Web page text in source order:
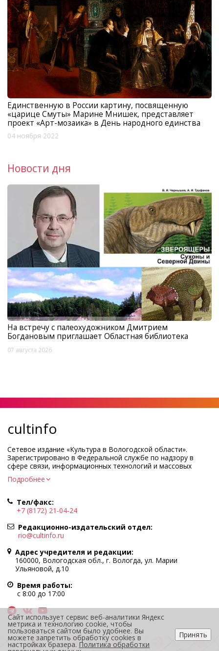
Единственную в России картину, посвященную
«царице Смуты» Марине Мнишек, представляет
проект «Арт-мозаика» в День народного единства
04 ноября 2022
Новости дня
На встречу с палеохудожником Дмитрием
Богдановым приглашает Областная библиотека
07 августа 2026
cultinfo
Сетевое издание «Культура в Вологодской области».
Зарегистрировано в Федеральной службе по надзору в
сфере связи, информационных технологий и массовых
коммуникаций.
Регистрационный номер и дата принятия решения о
Учредитель КУ ВО «Информационно-аналитический центр
культуры»
Адрес учредителя и редакции: 160000, Вологодская обл., г.
Вологда, ул. Марии Ульяновой, д.10
Главный редактор — Легчанова Елена Григорьевна
Политика в отношении обработки персональных данных
При полном или частичном использовании информации
портала гиперссылка на cultinfo.ru обязательна.
Редакция не несет ответственности за достоверность
информации, содержащейся в рекламных объявлениях.
12+
Подробнее
Тел/факс:
+7 (8172) 21-04-24
Редакционно-издательский отдел:
rio@cultinfo.ru
Адрес учредителя и редакции:
160000, Вологодская обл., г. Вологда, ул. Марии
Ульяновой, д.10
Время работы:
с 8:00 до 17:00
Сайт использует сервис веб-аналитики Яндекс
метрика и технологию cookie, чтобы
пользоваться сайтом было удобнее. Вы
можете запретить обработку cookies в
настройках бразера. Политика обработки
Принять